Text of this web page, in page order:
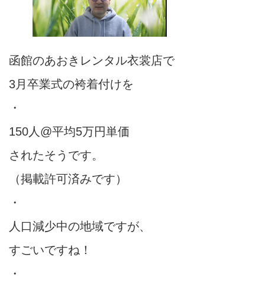
函館のあおきレンタル衣裳店で
3月卒業式の袴着付けを
・
150人@平均5万円単価
されたそうです。
（掲載許可済みです）
・
人口減少中の地域ですが、
すごいですね！
・